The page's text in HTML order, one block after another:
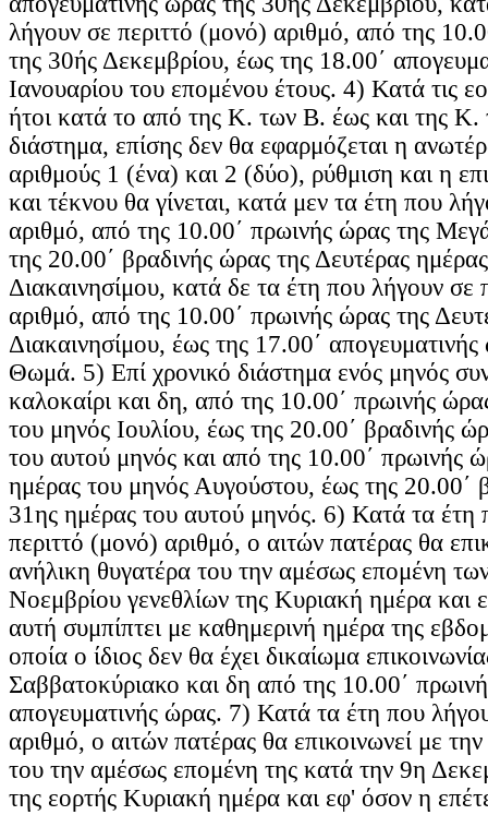
λήγουν σε περιττό (μονό) αριθμό, από της
της 30ής Δεκεμβρίου, έως της 18.00΄
Ιανουαρίου του επομένου έτους. 4) Κατά τις
ήτοι κατά το από της Κ. των Β. έως και της
διάστημα, επίσης δεν θα εφαρμόζεται η
αριθμούς 1 (ένα) και 2 (δύο), ρύθμιση και η
και τέκνου θα γίνεται, κατά μεν τα έτη που
αριθμό, από της 10.00΄ πρωινής ώρας της
της 20.00΄ βραδινής ώρας της Δευτέρας
Διακαινησίμου, κατά δε τα έτη που λήγουν σε
αριθμό, από της 10.00΄ πρωινής ώρας της
Διακαινησίμου, έως της 17.00΄
Θωμά. 5) Επί χρονικό διάστημα ενός μηνός
καλοκαίρι και δη, από της 10.00΄ πρωινής
του μηνός Ιουλίου, έως της 20.00΄ βραδινής
του αυτού μηνός και από της 10.00΄ πρωινής
ημέρας του μηνός Αυγούστου, έως της 20.00΄
31ης ημέρας του αυτού μηνός. 6) Κατά τα έτη
περιττό (μονό) αριθμό, ο αιτών πατέρας θα
ανήλικη θυγατέρα του την αμέσως επομένη
Νοεμβρίου γενεθλίων της Κυριακή ημέρα και
αυτή συμπίπτει με καθημερινή ημέρα της
οποία ο ίδιος δεν θα έχει δικαίωμα
Σαββατοκύριακο και δη από της 10.00΄
απογευματινής ώρας. 7) Κατά τα έτη που
αριθμό, ο αιτών πατέρας θα επικοινωνεί με
του την αμέσως επομένη της κατά την 9η
της εορτής Κυριακή ημέρα και εφ' όσον η